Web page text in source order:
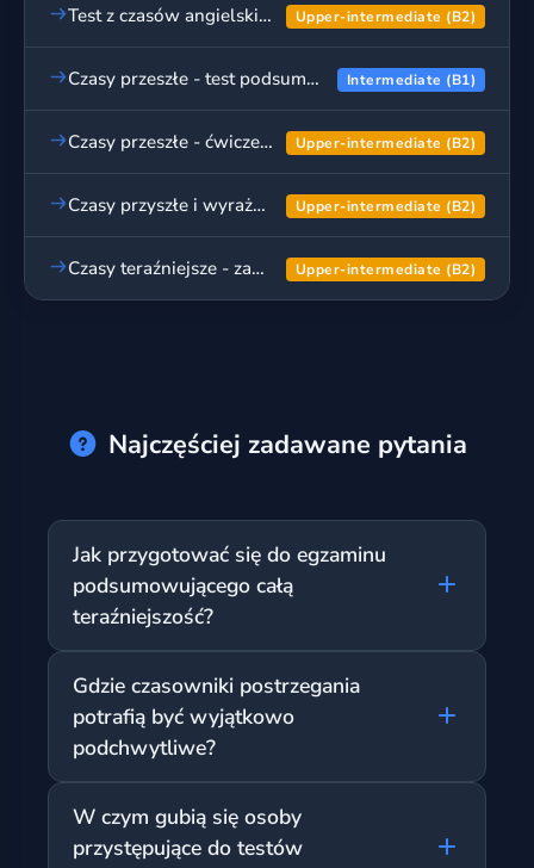
Test z czasów angielskich - podsumowanie wszystkich czasów Upper-intermediate (B2)
Czasy przeszłe - test podsumowujący Intermediate (B1)
Czasy przeszłe - ćwiczenia podsumowujące, cz. 2 Upper-intermediate (B2)
Czasy przyszłe i wyrażanie przyszłości - test podsumowujący Upper-intermediate (B2)
Czasy teraźniejsze - zaawansowane użycie Upper-intermediate (B2)
Najczęściej zadawane pytania
Jak przygotować się do egzaminu
podsumowującego całą
teraźniejszość?
słowo 'teraźniejszość' w poszczególnych
czterech czasach. W Present Simple to
nieskończony nawyk. W Present
Continuous to akcja wokół dziś. Present
Perfect to pomost do przeszłości, a Perfect
Continuous to długa autostrada łącząca
Gdzie czasowniki postrzegania
potrafią być wyjątkowo
podchwytliwe?
(wyglądać) czy 'feel' (czuć się). Choć są to
tradycyjne stany zmysłów używane
W czym gubią się osoby
przystępujące do testów